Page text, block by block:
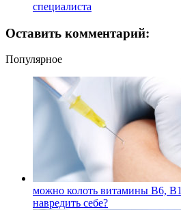
специалиста
Оставить комментарий:
Популярное
можно колоть витамины В6,
навредить себе?